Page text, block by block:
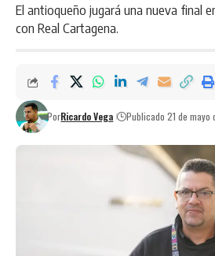
El antioqueño jugará una nueva final
con Real Cartagena.
PorRicardo Vega Publicado 21 de mayo